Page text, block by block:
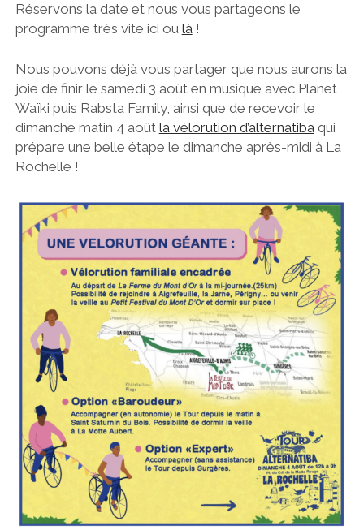
Réservons la date et nous vous partageons le
programme très vite ici ou là!
Nous pouvons déjà vous partager que nous aurons la
joie de finir le samedi 3 août en musique avec Planet
Waïki puis Rabsta Family, ainsi que de recevoir le
dimanche matin 4 août la vélorution d’alternatibaqui
prépare une belle étape le dimanche après-midi à La
Rochelle !